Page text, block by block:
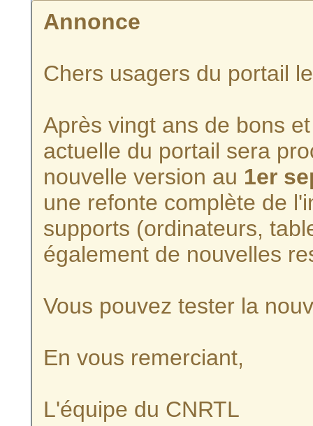
Annonce
Chers usagers du portail
Après vingt ans de bons
actuelle du portail sera
nouvelle version au 1er
une refonte complète de
supports (ordinateurs,
également de nouvelles
Vous pouvez tester la
En vous remerciant,
L'équipe du CNRTL